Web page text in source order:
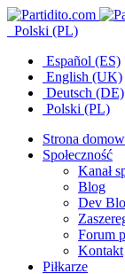
Polski (PL)
Español (ES)
English (UK)
Deutsch (DE)
Polski (PL)
Strona
Społeczność
Kanał
Blog
Dev
Forum
Kontakt
Piłkarze